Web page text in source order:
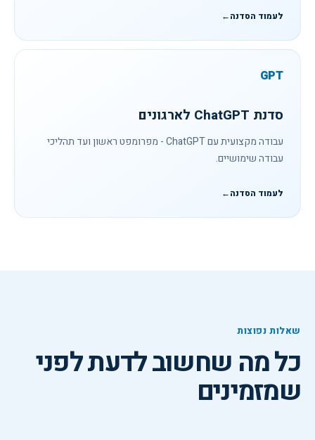
לעמוד הסדנה←
GPT
סדנת ChatGPT לארגונים
עבודה מקצועית עם ChatGPT - מפרומפט ראשון ועד תהליכי
עבודה שימושיים.
לעמוד הסדנה←
שאלות נפוצות
כל מה שחשוב לדעת לפני
שמזמינים